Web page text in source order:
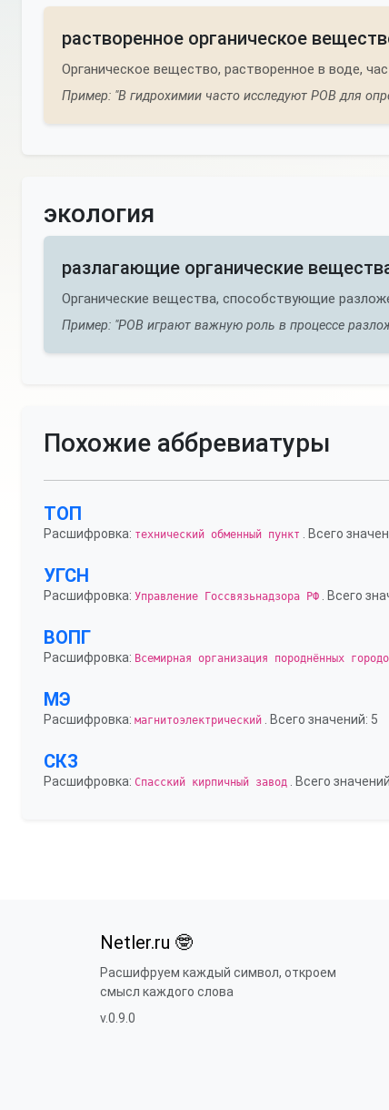
растворенное органическое
Органическое вещество, растворенное в воде,
Пример: "В гидрохимии часто исследуют РОВ для
экология
разлагающие органические
Органические вещества, способствующие
Пример: "РОВ играют важную роль в процессе
Похожие аббревиатуры
ТОП
Расшифровка: технический обменный пункт . Всего
УГСН
Расшифровка: Управление Госсвязьнадзора РФ . Всего
ВОПГ
Расшифровка: Всемирная организация породнённых
МЭ
Расшифровка: магнитоэлектрический . Всего значений: 5
СКЗ
Расшифровка: Спасский кирпичный завод . Всего
Netler.ru 🤓
Расшифруем каждый символ, откроем
смысл каждого слова
v.0.9.0